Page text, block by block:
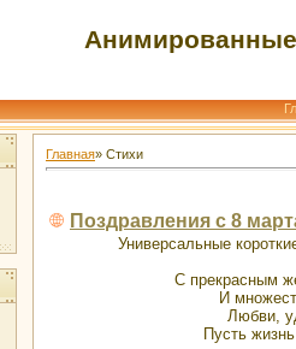
Анимированные
Главная» Стихи
Поздравления с 8
Универсальные
С прекрасным
И
Любви,
Пусть